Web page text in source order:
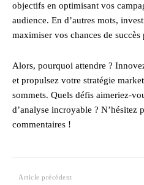
objectifs en optimisant vos
audience. En d’autres mots,
maximiser vos chances de succès
Alors, pourquoi attendre ?
et propulsez votre stratégie
sommets. Quels défis aimeriez-
d’analyse incroyable ? N’hésitez
commentaires !
Article précédent